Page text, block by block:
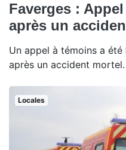
Faverges :
après un
Un appel à témoins a
après un accident mortel.
Locales